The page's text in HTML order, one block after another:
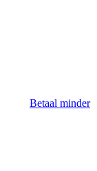
Betaal minder